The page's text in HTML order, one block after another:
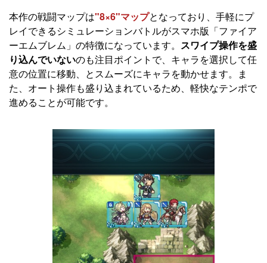
本作の戦闘マップは"8×6"マップとなっており、手軽にプ
レイできるシミュレーションバトルがスマホ版「ファイア
ーエムブレム」の特徴になっています。 スワイプ操作を盛
り込んでいないのも注目ポイントで、キャラを選択して任
意の位置に移動、とスムーズにキャラを動かせます。ま
た、オート操作も盛り込まれているため、軽快なテンポで
進めることが可能です。